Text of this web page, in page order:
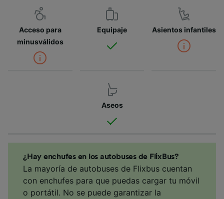
Acceso para
minusválidos
Equipaje Asientos infantiles
Aseos
¿Hay enchufes en los autobuses de FlixBus?
La mayoría de autobuses de Flixbus cuentan
con enchufes para que puedas cargar tu móvil
o portátil. No se puede garantizar la